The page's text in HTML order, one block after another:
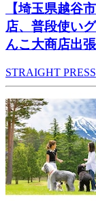
【埼玉県越谷
店、普段使い
んこ大商店出
STRAIGHT